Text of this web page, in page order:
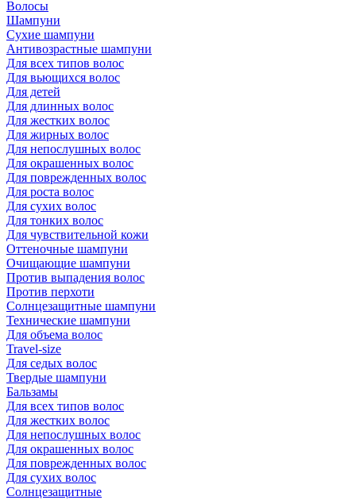
Волосы
Шампуни
Сухие шампуни
Антивозрастные шампуни
Для всех типов волос
Для вьющихся волос
Для детей
Для длинных волос
Для жестких волос
Для жирных волос
Для непослушных волос
Для окрашенных волос
Для поврежденных волос
Для роста волос
Для сухих волос
Для тонких волос
Для чувствительной кожи
Оттеночные шампуни
Очищающие шампуни
Против выпадения волос
Против перхоти
Солнцезащитные шампуни
Технические шампуни
Для объема волос
Travel-size
Для седых волос
Твердые шампуни
Бальзамы
Для всех типов волос
Для жестких волос
Для непослушных волос
Для окрашенных волос
Для поврежденных волос
Для сухих волос
Солнцезащитные